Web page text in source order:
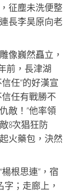
征塵未洗便整
長李昊原向老
像巍然矗立，
前，長津湖
任”的好漢宣
任有戰勝不
敵！”他率領
敵8次猖狂防
火藥包，決然
根思連”，宿
字；走廊上，